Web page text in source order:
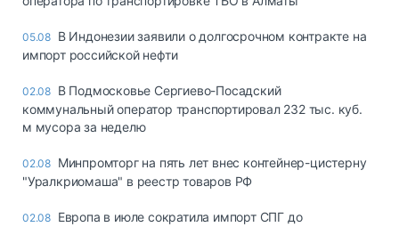
05.08 В Индонезии заявили о долгосрочном контракте на
импорт российской нефти
02.08 В Подмосковье Сергиево-Посадский
коммунальный оператор транспортировал 232 тыс. куб.
м мусора за неделю
02.08 Минпромторг на пять лет внес контейнер-цистерну
"Уралкриомаша" в реестр товаров РФ
02.08 Европа в июле сократила импорт СПГ до